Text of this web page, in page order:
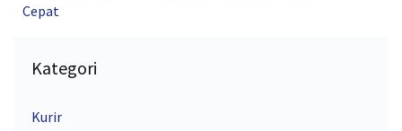
Cepat
Kategori
Kurir